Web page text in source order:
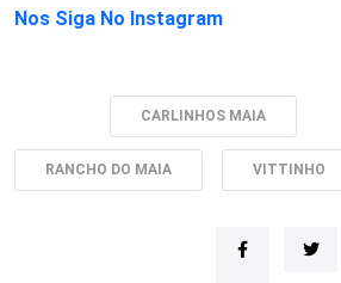
Nos Siga No Instagram
CARLINHOS MAIA
RANCHO DO MAIA VITTINHO